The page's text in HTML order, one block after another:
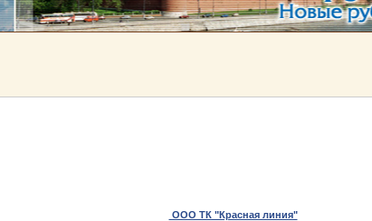
ООО ТК "Красная линия"